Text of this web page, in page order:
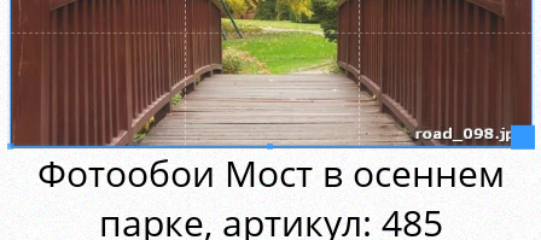
Фотообои Мост в осеннем
парке, aртикул: 485